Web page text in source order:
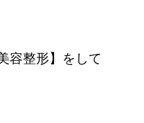
容整形】をして